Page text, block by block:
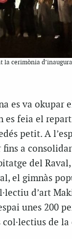
la cerimònia
es va okupar
es feia el
petit. A
fins a
del
el gimnàs
d’art
unes 200
de